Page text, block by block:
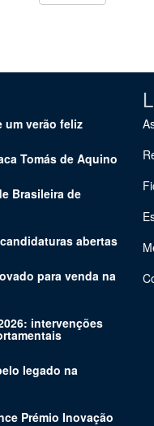
um verão feliz
Tomás de Aquino
Brasileira de
abertas
para venda na
intervenções
legado na
Prémio Inovação